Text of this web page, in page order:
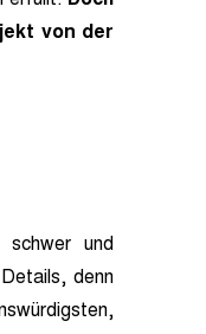
von der
schwer und
denn